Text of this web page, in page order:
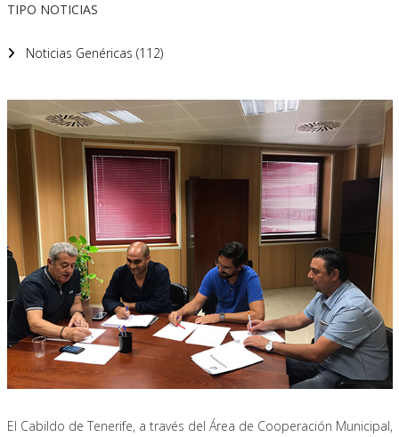
TIPO NOTICIAS
Noticias Genéricas (112)
El Cabildo de Tenerife, a través del Área de Cooperación Municipal,